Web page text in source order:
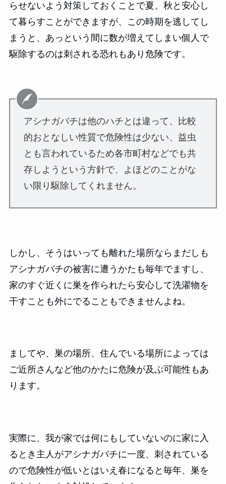
らせないよう対策しておくことで夏、秋と安心し
て暮らすことができますが、この時期を逃してし
まうと、あっという間に数が増えてしまい個人で
駆除するのは刺される恐れもあり危険です。
アシナガバチは他のハチとは違って、比較
的おとなしい性質で危険性は少ない、益虫
とも言われているため各市町村などでも共
存しようという方針で、よほどのことがな
い限り駆除してくれません。
しかし、そうはいっても離れた場所ならまだしも
アシナガバチの被害に遭うかたも毎年でますし、
家のすぐ近くに巣を作られたら安心して洗濯物を
干すことも外にでることもできませんよね。
ましてや、巣の場所、住んでいる場所によっては
ご近所さんなど他のかたに危険が及ぶ可能性もあ
ります。
実際に、我が家では何にもしていないのに家に入
るとき主人がアシナガバチに一度、刺されている
ので危険性が低いとはいえ春になると毎年、巣を